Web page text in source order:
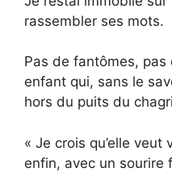
rassembler ses mots.
Pas de fantômes,
enfant qui, sans le
hors du puits du
« Je crois qu’elle
enfin, avec un sourire